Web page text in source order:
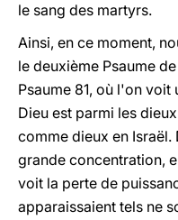
le sang des martyrs.
Ainsi, en ce moment,
le deuxième Psaume
Psaume 81, où l'on
Dieu est parmi les
comme dieux en Israël.
grande concentration,
voit la perte de
apparaissaient tels ne